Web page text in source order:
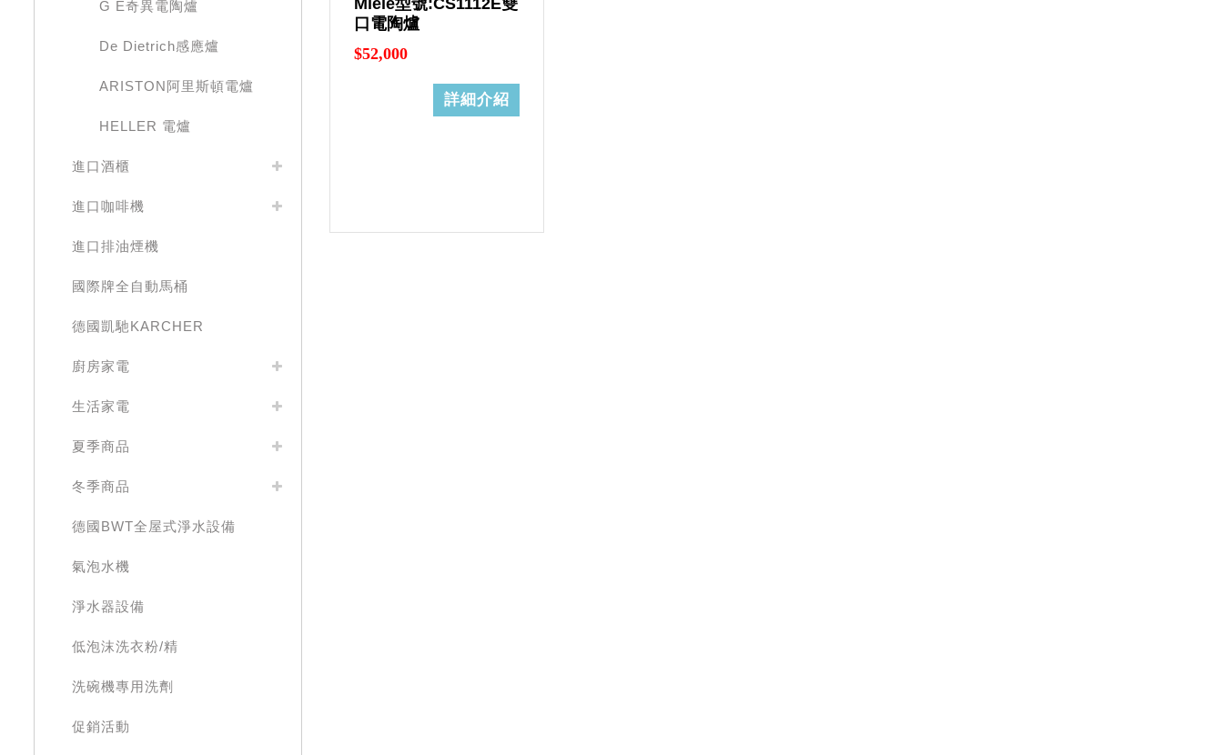
G E奇異電陶爐
De Dietrich感應爐
ARISTON阿里斯頓電爐
HELLER 電爐
進口酒櫃
進口咖啡機
進口排油煙機
國際牌全自動馬桶
德國凱馳KARCHER
廚房家電
生活家電
夏季商品
冬季商品
德國BWT全屋式淨水設備
氣泡水機
淨水器設備
低泡沫洗衣粉/精
洗碗機專用洗劑
促銷活動
Miele型號:CS1112E雙
口電陶爐
$52,000
詳細介紹